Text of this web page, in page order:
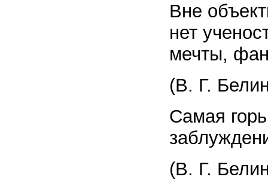
Вне
нет
мечты,
(В. Г.
Самая
(В. Г.